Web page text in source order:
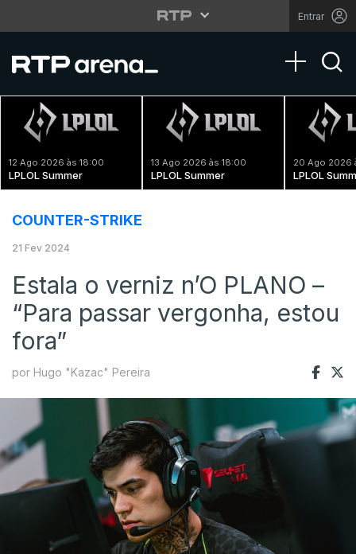
Entrar
Toggle
12 Ago 2026 às 18:00
LPLOL Summer
13 Ago 2026 às 18:00
LPLOL Summer
20 Ago 2026
LPLOL
COUNTER-STRIKE
21 Fev 2024
Estala o verniz n’O PLANO –
“Para passar vergonha, estou
fora”
por Hugo "Kazac" Pereira